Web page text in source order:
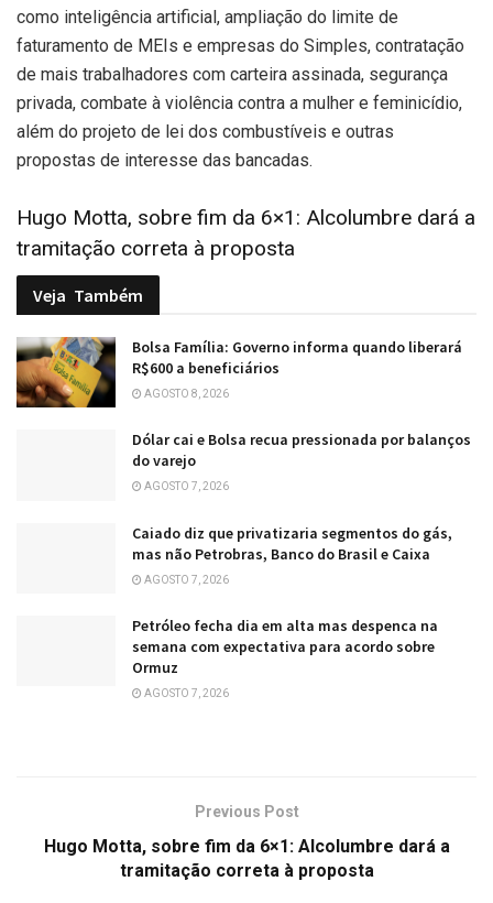
como inteligência artificial, ampliação do limite de
faturamento de MEIs e empresas do Simples, contratação
de mais trabalhadores com carteira assinada, segurança
privada, combate à violência contra a mulher e feminicídio,
além do projeto de lei dos combustíveis e outras
propostas de interesse das bancadas.
Hugo Motta, sobre fim da 6×1: Alcolumbre dará a
tramitação correta à proposta
Veja Também
Bolsa Família: Governo informa quando liberará
R$600 a beneficiários
AGOSTO 8, 2026
Dólar cai e Bolsa recua pressionada por balanços
do varejo
AGOSTO 7, 2026
Caiado diz que privatizaria segmentos do gás,
mas não Petrobras, Banco do Brasil e Caixa
AGOSTO 7, 2026
Petróleo fecha dia em alta mas despenca na
semana com expectativa para acordo sobre
Ormuz
AGOSTO 7, 2026
Previous Post
Hugo Motta, sobre fim da 6×1: Alcolumbre dará a
tramitação correta à proposta